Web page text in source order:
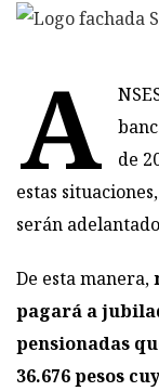
A
de
estas
serán
De esta manera,
pagará a
pensionadas
36.676 pesos